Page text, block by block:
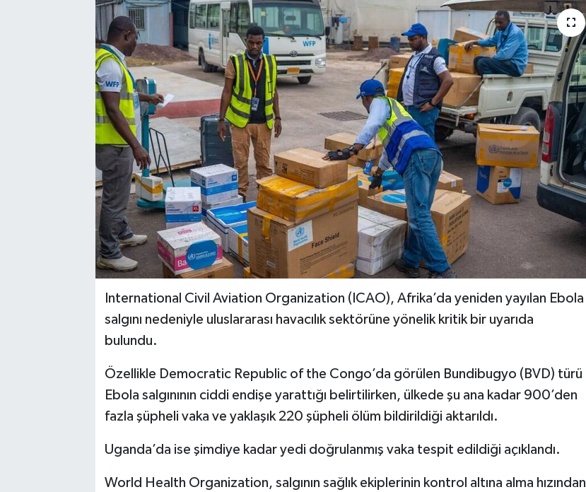
International Civil Aviation Organization (ICAO), Afrika’da yeniden yayılan Ebola
salgını nedeniyle uluslararası havacılık sektörüne yönelik kritik bir uyarıda
bulundu.
Özellikle Democratic Republic of the Congo’da görülen Bundibugyo (BVD) türü
Ebola salgınının ciddi endişe yarattığı belirtilirken, ülkede şu ana kadar 900’den
fazla şüpheli vaka ve yaklaşık 220 şüpheli ölüm bildirildiği aktarıldı.
Uganda’da ise şimdiye kadar yedi doğrulanmış vaka tespit edildiği açıklandı.
World Health Organization, salgının sağlık ekiplerinin kontrol altına alma hızından